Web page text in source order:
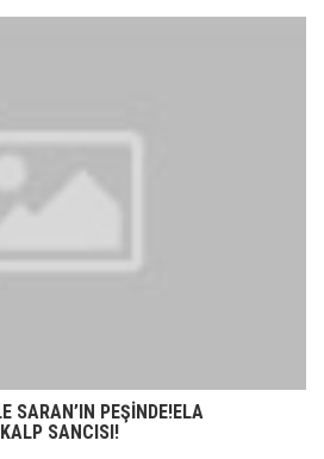
SARAN’IN PEŞİNDE!ELA
KALP SANCISI!